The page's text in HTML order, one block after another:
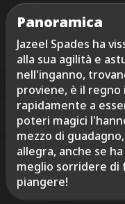
Panoramica
Jazeel Spades ha
alla sua agilità e
nell'inganno,
proviene, è il regno
rapidamente a
poteri magici
mezzo di
allegra, anche se
meglio sorridere di
piangere!